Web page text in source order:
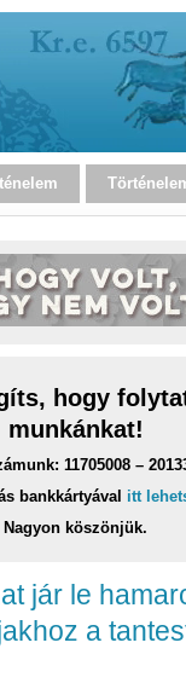
hogy
munkánkat!
11705008 –
bankkártyával itt
Nagyon köszönjük.
jár le
a